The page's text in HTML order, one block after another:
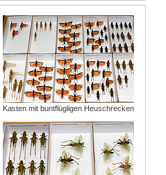
Kasten mit buntflügligen Heuschrecken